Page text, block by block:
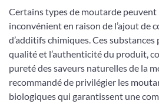
Certains types de moutarde peuvent
inconvénient en raison de l’ajout de
d’additifs chimiques. Ces
qualité et l’authenticité du produit,
pureté des saveurs naturelles de la
recommandé de privilégier les
biologiques qui garantissent une